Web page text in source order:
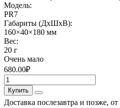
Модель:
PR7
Габариты (ДхШхВ):
160×40×180 мм
Вес:
20 г
Очень мало
680.00₽
Купить
Доставка послезавтра и позже, от